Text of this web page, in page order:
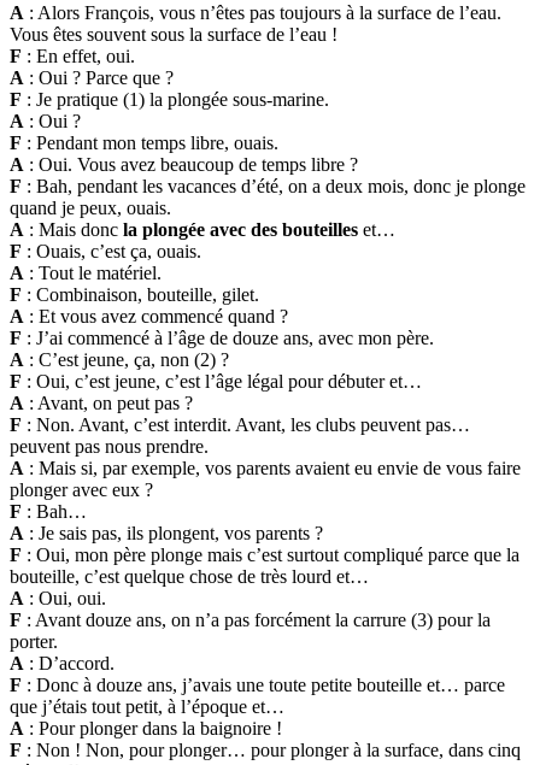
A : Alors François, vous n’êtes pas toujours à la surface de l’eau.
Vous êtes souvent sous la surface de l’eau !
F : En effet, oui.
A : Oui ? Parce que ?
F : Je pratique (1) la plongée sous-marine.
A : Oui ?
F : Pendant mon temps libre, ouais.
A : Oui. Vous avez beaucoup de temps libre ?
F : Bah, pendant les vacances d’été, on a deux mois, donc je plonge
quand je peux, ouais.
A : Mais donc la plongée avec des bouteilles et…
F : Ouais, c’est ça, ouais.
A : Tout le matériel.
F : Combinaison, bouteille, gilet.
A : Et vous avez commencé quand ?
F : J’ai commencé à l’âge de douze ans, avec mon père.
A : C’est jeune, ça, non (2) ?
F : Oui, c’est jeune, c’est l’âge légal pour débuter et…
A : Avant, on peut pas ?
F : Non. Avant, c’est interdit. Avant, les clubs peuvent pas…
peuvent pas nous prendre.
A : Mais si, par exemple, vos parents avaient eu envie de vous faire
plonger avec eux ?
F : Bah…
A : Je sais pas, ils plongent, vos parents ?
F : Oui, mon père plonge mais c’est surtout compliqué parce que la
bouteille, c’est quelque chose de très lourd et…
A : Oui, oui.
F : Avant douze ans, on n’a pas forcément la carrure (3) pour la
porter.
A : D’accord.
F : Donc à douze ans, j’avais une toute petite bouteille et… parce
que j’étais tout petit, à l’époque et…
A : Pour plonger dans la baignoire !
F : Non ! Non, pour plonger… pour plonger à la surface, dans cinq